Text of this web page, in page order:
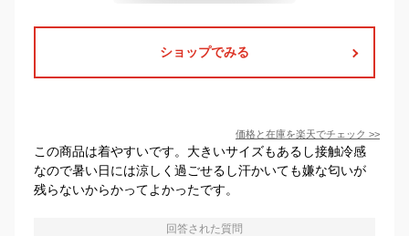
ショップでみる
価格と在庫を楽天でチェック >>
この商品は着やすいです。大きいサイズもあるし接触冷感
なので暑い日には涼しく過ごせるし汗かいても嫌な匂いが
残らないからかってよかったです。
回答された質問